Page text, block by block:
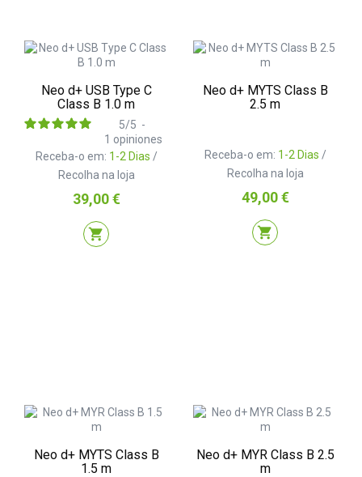
Neo d+ USB Type C
Class B 1.0 m
Receba-o em: 1-2 Dias /
Recolha na loja
5/5 -
1 opiniones
Preço
39,00 €
shopping_cart
Neo d+ MYTS Class B
2.5 m
Receba-o em: 1-2 Dias /
Recolha na loja
Preço
49,00 €
shopping_cart
Neo d+ MYTS Class B
1.5 m
Neo d+ MYR Class B 2.5
m